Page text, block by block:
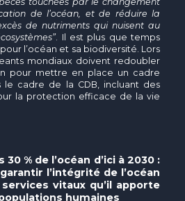
de l’océan, et de réduire la
de nutriments qui nuisent au
. Il est plus que temps
l’océan et sa biodiversité. Lors
mondiaux doivent redoubler
pour mettre en place un cadre
le cadre de la CDB, incluant des
la protection efficace de la vie
% de l’océan d’ici à 2030 :
l’intégrité de l’océan
vitaux qu’il apporte
humaines